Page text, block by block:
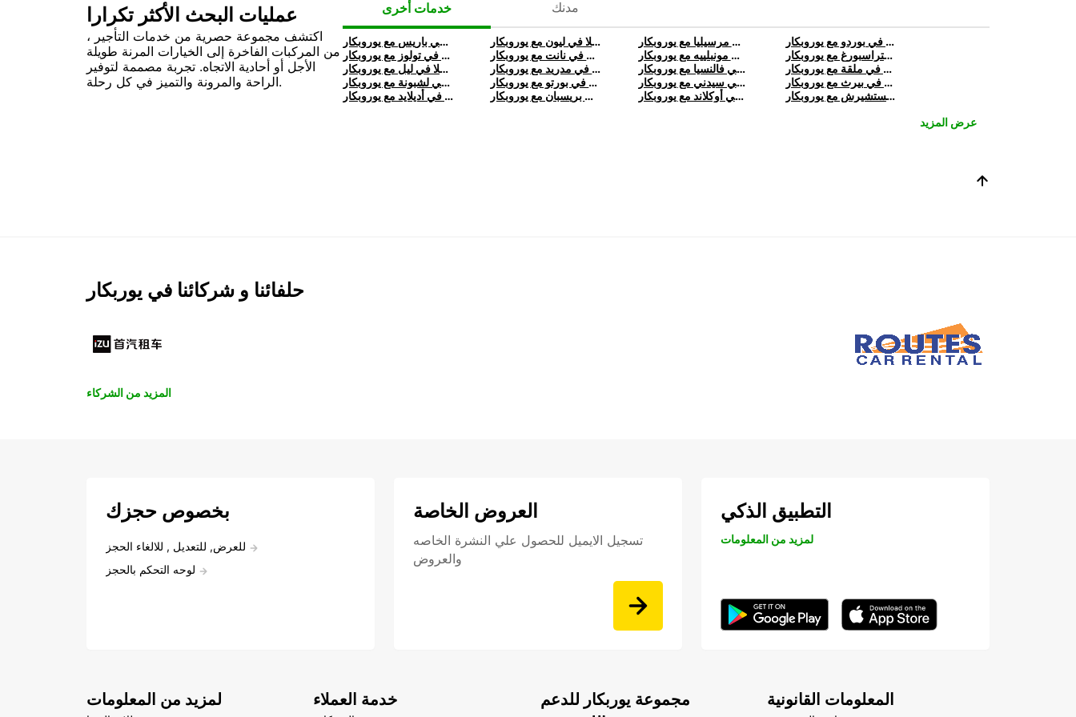
عمليات البحث الأكثر تكرارا
اكتشف مجموعة حصرية من خدمات التأجير ،
من المركبات الفاخرة إلى الخيارات المرنة طويلة
الأجل أو أحادية الاتجاه. تجربة مصممة لتوفير
الراحة والمرونة والتميز في كل رحلة.
خدمات أخرى مدنك
تأجير تسلا في باريس مع يوروبكار تأجير تسلا في ليون مع يوروبكار تأجير تسلا في مرسيليا مع يوروبكار
تأجير تسلا في بوردو مع يوروبكار
تأجير تسلا في تولوز مع يوروبكار
تأجير تسلا في نانت مع يوروبكار تأجير تسلا في مونبلييه مع يوروبكار
تأجير تسلا في ستراسبورغ مع يوروبكار
تأجير تسلا في ليل مع يوروبكار
تأجير تسلا في مدريد مع يوروبكار تأجير تسلا في فالنسيا مع يوروبكار
تأجير تسلا في ملقة مع يوروبكار
تأجير تسلا في لشبونة مع يوروبكار
تأجير تسلا في بورتو مع يوروبكار تأجير تسلا في سيدني مع يوروبكار
تأجير تسلا في بيرث مع يوروبكار
تأجير تسلا في أديلايد مع يوروبكار
تأجير تسلا في بريسبان مع يوروبكار تأجير تسلا في أوكلاند مع يوروبكار
تأجير تسلا في كرايستشيرش مع يوروبكار
عرض المزيد
حلفائنا و شركائنا في يوربكار
المزيد من الشركاء
بخصوص حجزك
للعرض, للتعديل , للالغاء الحجز
لوحه التحكم بالحجز
العروض الخاصة
تسجيل الايميل للحصول علي النشرة الخاصه
والعروض
التطبيق الذكي
لمزيد من المعلومات
لمزيد من المعلومات خدمة العملاء
مجموعة يوربكار للدعم
المعلومات القانونية